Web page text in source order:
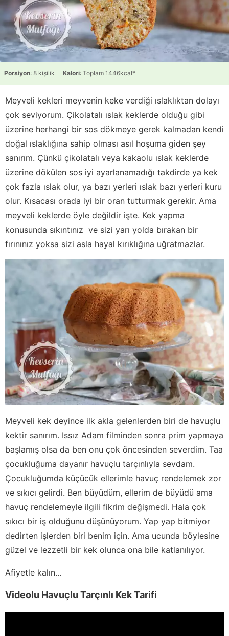
Porsiyon: 8 kişilik Kalori: Toplam 1446kcal*
Meyveli kekleri meyvenin keke verdiği ıslaklıktan dolayı
çok seviyorum. Çikolatalı ıslak keklerde olduğu gibi
üzerine herhangi bir sos dökmeye gerek kalmadan kendi
doğal ıslaklığına sahip olması asıl hoşuma giden şey
sanırım. Çünkü çikolatalı veya kakaolu ıslak keklerde
üzerine dökülen sos iyi ayarlanamadığı takdirde ya kek
çok fazla ıslak olur, ya bazı yerleri ıslak bazı yerleri kuru
olur. Kısacası orada iyi bir oran tutturmak gerekir. Ama
meyveli keklerde öyle değildir işte. Kek yapma
konusunda sıkıntınız ve sizi yarı yolda bırakan bir
fırınınız yoksa sizi asla hayal kırıklığına uğratmazlar.
Meyveli kek deyince ilk akla gelenlerden biri de havuçlu
kektir sanırım. Issız Adam filminden sonra prim yapmaya
başlamış olsa da ben onu çok öncesinden severdim. Taa
çocukluğuma dayanır havuçlu tarçınlıyla sevdam.
Çocukluğumda küçücük ellerimle havuç rendelemek zor
ve sıkıcı gelirdi. Ben büyüdüm, ellerim de büyüdü ama
havuç rendelemeyle ilgili fikrim değişmedi. Hala çok
sıkıcı bir iş olduğunu düşünüyorum. Yap yap bitmiyor
dedirten işlerden biri benim için. Ama ucunda böylesine
güzel ve lezzetli bir kek olunca ona bile katlanılıyor.
Afiyetle kalın...
Videolu Havuçlu Tarçınlı Kek Tarifi